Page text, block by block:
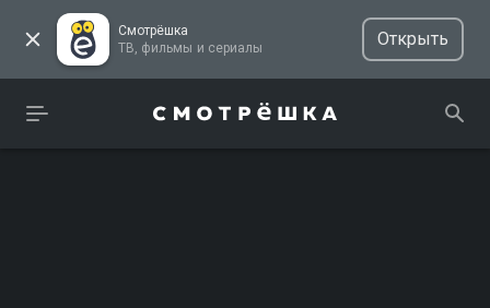
Смотрёшка
ТВ, фильмы и сериалы
Открыть